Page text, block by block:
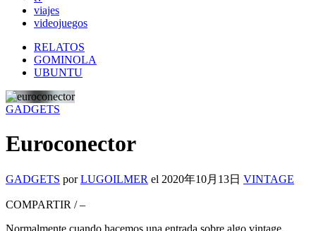
viajes
videojuegos
RELATOS
GOMINOLA
UBUNTU
GADGETS
Euroconector
GADGETS por LUGOILMER el 2020年10月13日 VINTAGE
COMPARTIR / –
Normalmente cuando hacemos una entrada sobre algo vintage,